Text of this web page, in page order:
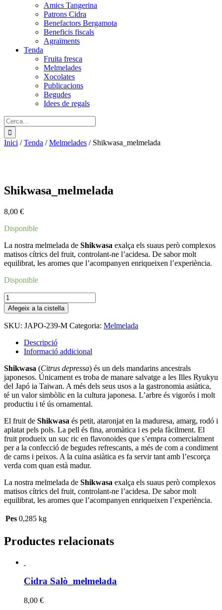
Amics Tangerina
Patrons Cidra
Benefactors Bergamota
Beneficis fiscals
Agraïments
Tenda
Fruita fresca
Melmelades
Xocolates
Publicacions
Begudes
Idees de regals
Cerca:
Inici / Tenda / Melmelades / Shikwasa_melmelada
Shikwasa_melmelada
8,00 €
Disponible
La nostra melmelada de Shikwasa exalça els suaus però complexos
matisos cítrics del fruit, controlant-ne l’acidesa. De sabor molt
equilibrat, les aromes que l’acompanyen enriqueixen l’experiència.
Disponible
quantitat
de
Shikwasa_melmelada
Afegeix a la cistella
SKU: JAPO-239-M Categoria: Melmelada
Descripció
Informació addicional
Shikwasa (Citrus depressa) és un dels mandarins ancestrals
japonesos. Únicament es troba de manare salvatge a les Illes Ryukyu
del Japó ia Taiwan. A més dels seus usos a la gastronomia asiàtica,
té un valor simbòlic en la cultura japonesa. L’arbre és vigorós i molt
productiu i té ús ornamental.
El fruit de Shikwasa és petit, ataronjat en la maduresa, amarg, rodó i
aplatat pels pols. La pell és fina, aromàtica i es pela fàcilment. El
fruit produeix un suc ric en flavonoides que s’empra comercialment
per a la confecció de begudes refrescants, a més de com a condiment
de carns i peixos. A la cuina asiàtica es fa servir tant amb l’escorça
verda com quan està madur.
La nostra melmelada de Shikwasa exalça els suaus però complexos
matisos cítrics del fruit, controlant-ne l’acidesa. De sabor molt
equilibrat, les aromes que l’acompanyen enriqueixen l’experiència.
Pes 0,285 kg
Productes relacionats
Cidra Salò_melmelada
8,00 €